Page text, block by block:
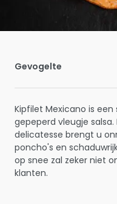
Gevogelte
Kipfilet Mexicano is
gepeperd vleugje
delicatesse brengt u
poncho's en
op snee zal zeker niet
klanten.